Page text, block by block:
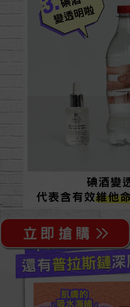
不只美白
還有普拉斯鏈深層保濕水光!
促進生成
（普拉斯鏈）
纖維母細胞
肌膚的
吸水海綿
真皮層保濕因子
肌膚的
支撐柱子
膠原蛋白